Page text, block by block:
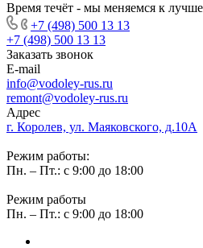
Время течёт - мы меняемся к
+7 (498) 500 13 13
+7 (498) 500 13 13
Заказать звонок
E-mail
info@vodoley-rus.ru
remont@vodoley-rus.ru
Адрес
г. Королев, ул. Маяковского, д.10А
Режим работы:
Пн. – Пт.: с 9:00 до 18:00
Режим работы
Пн. – Пт.: с 9:00 до 18:00